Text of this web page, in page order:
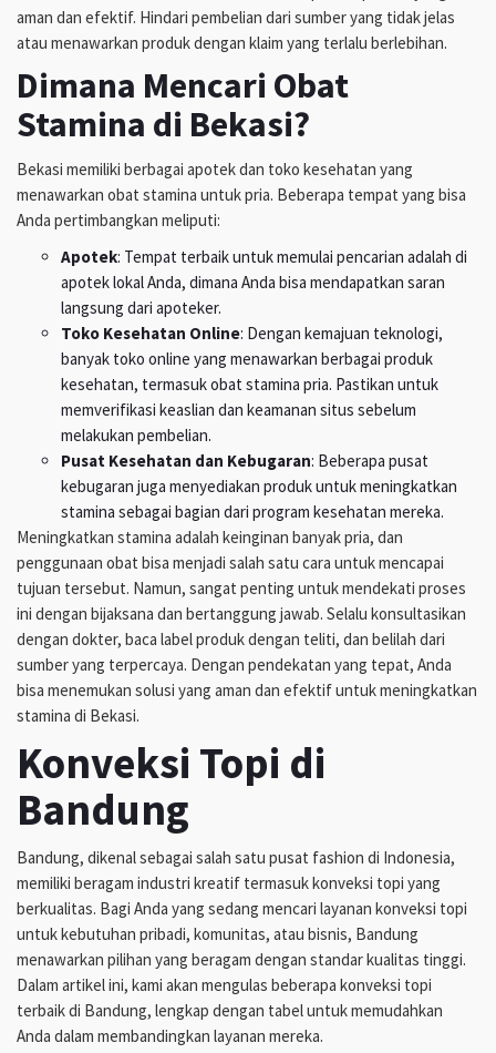
aman dan efektif. Hindari pembelian dari sumber yang tidak jelas
atau menawarkan produk dengan klaim yang terlalu berlebihan.
Dimana Mencari Obat
Stamina di Bekasi?
Bekasi memiliki berbagai apotek dan toko kesehatan yang
menawarkan obat stamina untuk pria. Beberapa tempat yang bisa
Anda pertimbangkan meliputi:
Apotek: Tempat terbaik untuk memulai pencarian adalah di
apotek lokal Anda, dimana Anda bisa mendapatkan saran
langsung dari apoteker.
Toko Kesehatan Online: Dengan kemajuan teknologi,
banyak toko online yang menawarkan berbagai produk
kesehatan, termasuk obat stamina pria. Pastikan untuk
memverifikasi keaslian dan keamanan situs sebelum
melakukan pembelian.
Pusat Kesehatan dan Kebugaran: Beberapa pusat
kebugaran juga menyediakan produk untuk meningkatkan
stamina sebagai bagian dari program kesehatan mereka.
Meningkatkan stamina adalah keinginan banyak pria, dan
penggunaan obat bisa menjadi salah satu cara untuk mencapai
tujuan tersebut. Namun, sangat penting untuk mendekati proses
ini dengan bijaksana dan bertanggung jawab. Selalu konsultasikan
dengan dokter, baca label produk dengan teliti, dan belilah dari
sumber yang terpercaya. Dengan pendekatan yang tepat, Anda
bisa menemukan solusi yang aman dan efektif untuk meningkatkan
stamina di Bekasi.
Konveksi Topi di
Bandung
Bandung, dikenal sebagai salah satu pusat fashion di Indonesia,
memiliki beragam industri kreatif termasuk konveksi topi yang
berkualitas. Bagi Anda yang sedang mencari layanan konveksi topi
untuk kebutuhan pribadi, komunitas, atau bisnis, Bandung
menawarkan pilihan yang beragam dengan standar kualitas tinggi.
Dalam artikel ini, kami akan mengulas beberapa konveksi topi
terbaik di Bandung, lengkap dengan tabel untuk memudahkan
Anda dalam membandingkan layanan mereka.